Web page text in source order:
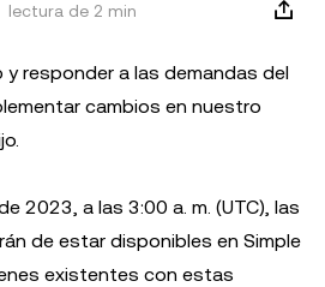
lectura de 2 min
y responder a las demandas del
cambios en nuestro
2023, a las 3:00 a. m. (UTC), las
de estar disponibles en Simple
existentes con estas